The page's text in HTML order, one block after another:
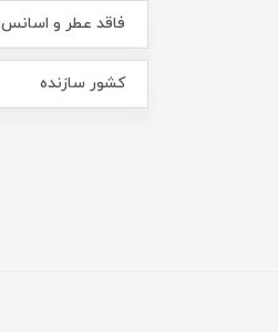
فاقد عطر و اسانس
کشور سازنده